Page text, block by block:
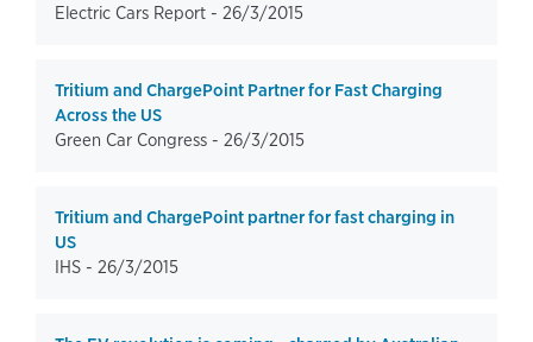
Electric Cars Report - 26/3/2015
Tritium and ChargePoint Partner for Fast Charging
Across the US
Green Car Congress - 26/3/2015
Tritium and ChargePoint partner for fast charging in
US
IHS - 26/3/2015